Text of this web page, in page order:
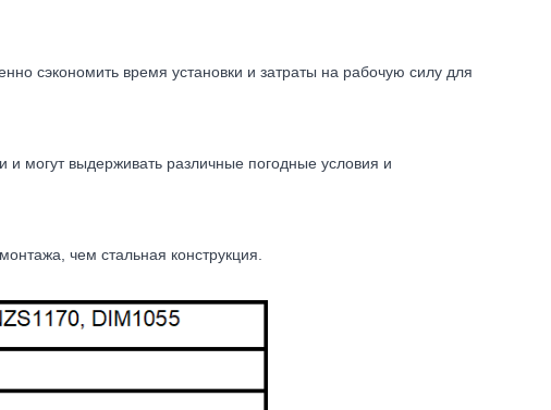
сэкономить время установки и затраты на рабочую силу для
могут выдерживать различные погодные условия и
чем стальная конструкция.